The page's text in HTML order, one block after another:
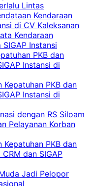
Lintas
Kendaraan
di CV Kaleksanan
Kendaraan
Instansi
PKB dan
Instansi di
PKB dan
Instansi di
dengan RS Siloam
Pelayanan Korban
PKB dan
dan SIGAP
Jadi Pelopor